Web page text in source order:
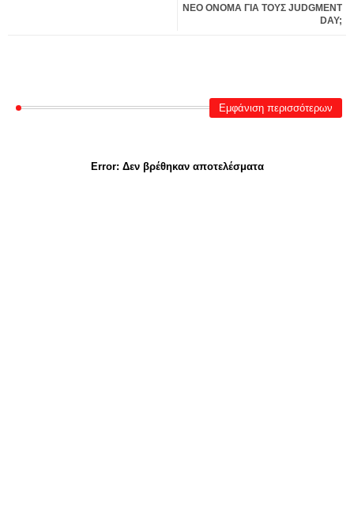
ΝΕΟ ΟΝΟΜΑ ΓΙΑ ΤΟΥΣ JUDGMENT
DAY;
Εμφάνιση περισσότερων
Error: Δεν βρέθηκαν αποτελέσματα